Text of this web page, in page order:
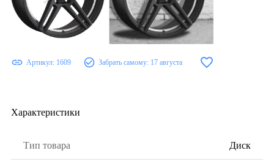
Артикул: 1609 Забрать самому: 17 августа
Характеристики
Тип товара Диск